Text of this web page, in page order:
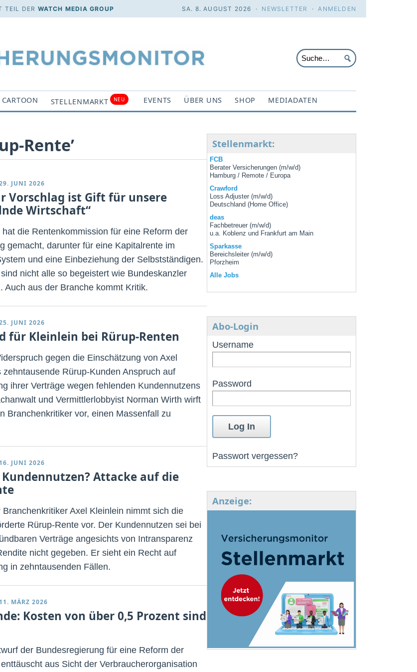
TEIL DER WATCH MEDIA GROUP SA. 8. AUGUST 2026 · NEWSLETTER ·ANMELDEN
CARTOON STELLENMARKT NEU EVENTS ÜBER UNS SHOP MEDIADATEN
Rente’
JUNI 2026
Vorschlag ist Gift für unsere
Wirtschaft“
die Rentenkommission für eine Reform der
gemacht, darunter für eine Kapitalrente im
und eine Einbeziehung der Selbstständigen.
nicht alle so begeistert wie Bundeskanzler
Auch aus der Branche kommt Kritik.
JUNI 2026
für Kleinlein bei Rürup-Renten
gegen die Einschätzung von Axel
zehntausende Rürup-Kunden Anspruch auf
ihrer Verträge wegen fehlenden Kundennutzens
und Vermittlerlobbyist Norman Wirth wirft
Branchenkritiker vor, einen Massenfall zu
16. JUNI 2026
Attacke auf die
Branchenkritiker Axel Kleinlein nimmt sich die
Rürup-Rente vor. Der Kundennutzen sei bei
Verträge angesichts von Intransparenz
nicht gegeben. Er sieht ein Recht auf
in zehntausenden Fällen.
11. MÄRZ 2026
Kosten von über 0,5 Prozent sind
der Bundesregierung für eine Reform der
aus Sicht der Verbraucherorganisation
Stellenmarkt:
FCB
Berater Versicherungen (m/w/d)
Hamburg / Remote / Europa
Crawford
Loss Adjuster (m/w/d)
Deutschland (Home Office)
deas
Fachbetreuer (m/w/d)
u.a. Koblenz und Frankfurt am Main
Sparkasse
Bereichsleiter (m/w/d)
Pforzheim
Alle Jobs
Abo-Login
Username
Password
Passwort vergessen?
Anzeige: